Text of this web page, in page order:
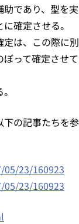
であり、型を実
確定させる。
定は、この際に別
って確定させて
下の記事たちを参
23/160923
23/160923